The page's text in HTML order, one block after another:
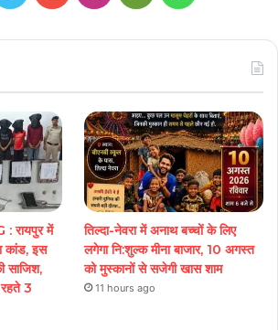
रायपुर में
कांड, इस
साजिश,
3
तिल्दा-नेवरा में अनाथ बच्चों के लिए
लगेगा नि:शुल्क मीना बाजार, 10 अगस्त
को मुस्कानों से सजेगी खास शाम
11 hours ago